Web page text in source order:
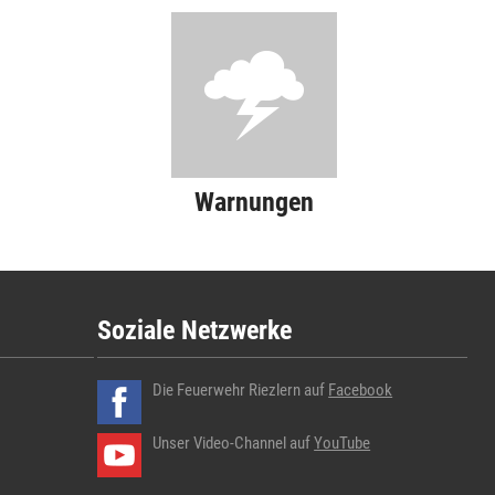
Warnungen
Soziale Netzwerke
Die Feuerwehr Riezlern auf Facebook
Unser Video-Channel aufYouTube